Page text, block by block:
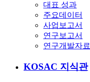
대표 성과
주요데이터
사업보고서
연구보고서
연구개발자료
KOSAC 지식관